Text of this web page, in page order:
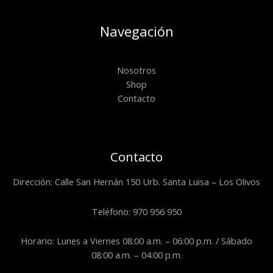
Navegación
Nosotros
Shop
Contacto
Contacto
Dirección: Calle San Hernán 150 Urb. Santa Luisa – Los Olivos
Teléfono: 970 956 950
Horario: Lunes a Viernes 08:00 a.m. – 06:00 p.m. / Sábado
08:00 a.m. – 04:00 p.m.